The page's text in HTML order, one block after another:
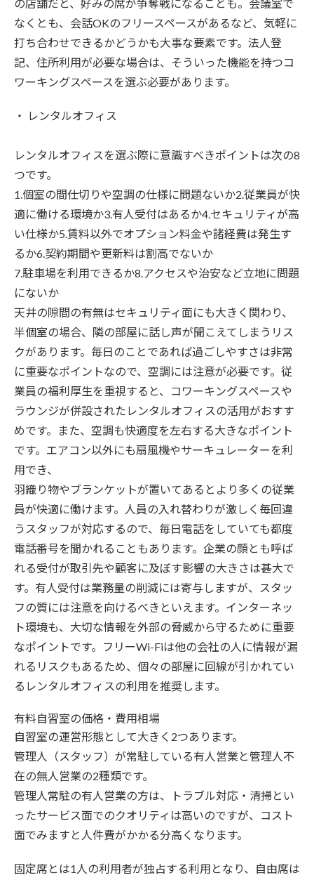
の店舗だと、好みの席が争奪戦になることも。会議室で
なくとも、会話OKのフリースペースがあるなど、気軽に
打ち合わせできるかどうかも大事な要素です。法人登
記、住所利用が必要な場合は、そういった機能を持つコ
ワーキングスペースを選ぶ必要があります。
・ レンタルオフィス
レンタルオフィスを選ぶ際に意識すべきポイントは次の8
つです。
1.個室の間仕切りや空調の仕様に問題ないか2.従業員が快
適に働ける環境か3.有人受付はあるか4.セキュリティが高
い仕様か5.賃料以外でオプション料金や諸経費は発生す
るか6.契約期間や更新料は割高でないか
7.駐車場を利用できるか8.アクセスや治安など立地に問題
にないか
天井の隙間の有無はセキュリティ面にも大きく関わり、
半個室の場合、隣の部屋に話し声が聞こえてしまうリス
クがあります。毎日のことであれば過ごしやすさは非常
に重要なポイントなので、空調には注意が必要です。従
業員の福利厚生を重視すると、コワーキングスペースや
ラウンジが併設されたレンタルオフィスの活用がおすす
めです。また、空調も快適度を左右する大きなポイント
です。エアコン以外にも扇風機やサーキュレーターを利
用でき、
羽織り物やブランケットが置いてあるとより多くの従業
員が快適に働けます。人員の入れ替わりが激しく毎回違
うスタッフが対応するので、毎日電話をしていても都度
電話番号を聞かれることもあります。企業の顔とも呼ば
れる受付が取引先や顧客に及ぼす影響の大きさは甚大で
す。有人受付は業務量の削減には寄与しますが、スタッ
フの質には注意を向けるべきといえます。インターネッ
ト環境も、大切な情報を外部の脅威から守るために重要
なポイントです。フリーWi-Fiは他の会社の人に情報が漏
れるリスクもあるため、個々の部屋に回線が引かれてい
るレンタルオフィスの利用を推奨します。
有料自習室の価格・費用相場
自習室の運営形態として大きく2つあります。
管理人（スタッフ）が常駐している有人営業と管理人不
在の無人営業の2種類です。
管理人常駐の有人営業の方は、トラブル対応・清掃とい
ったサービス面でのクオリティは高いのですが、コスト
面でみますと人件費がかかる分高くなります。
固定席とは1人の利用者が独占する利用となり、自由席は